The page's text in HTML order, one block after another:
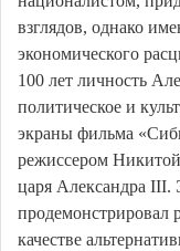
взглядов, однако
экономического
100 лет личность
политическое и
экраны фильма
режиссером
царя Александра III.
продемонстрировал
качестве